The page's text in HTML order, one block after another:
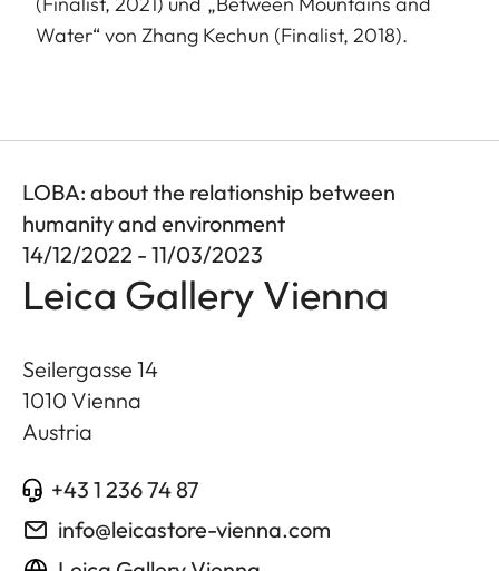
Water“ von Zhang Kechun (Finalist, 2018).
LOBA: about the relationship between
humanity and environment
14/12/2022 - 11/03/2023
Leica Gallery Vienna
Seilergasse 14
1010 Vienna
Austria
+43 1 236 74 87
info@leicastore-vienna.com